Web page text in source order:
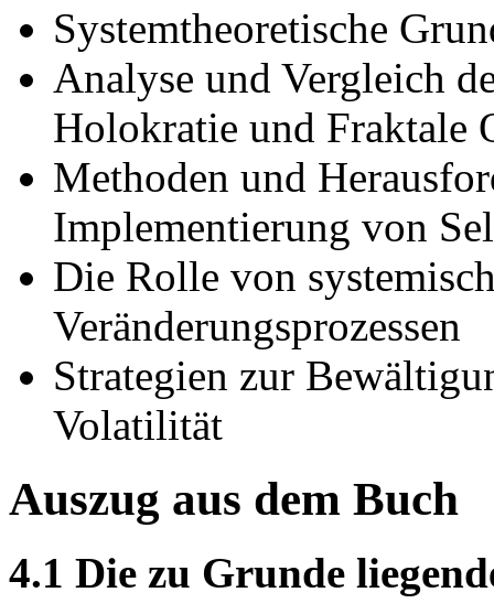
Systemtheoretische
Analyse und Vergleich
Holokratie und Fraktale
Methoden und
Implementierung von
Die Rolle von
Veränderungsprozessen
Strategien zur
Volatilität
Auszug aus dem Buch
4.1 Die zu Grunde